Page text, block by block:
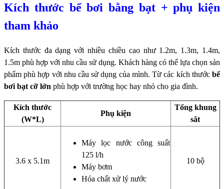
Kích thước bể bơi bằng bạt + phụ kiện
tham khảo
Kích thước đa dạng với nhiều chiều cao như 1.2m, 1.3m, 1.4m,
1.5m phù hợp với nhu cầu sử dụng. Khách hàng có thể lựa chọn sản
phẩm phù hợp với nhu cầu sử dụng của mình. Từ các kích thước bể
bơi bạt cỡ lớn phù hợp với trường học hay nhỏ cho gia đình.
Kích thước
(W*L)
Phụ kiện
Tổng khung
sắt
3.6 x 5.1m
Máy lọc nước công suất
125 l/h
Máy bơm
Hóa chất xử lý nước
10 bộ